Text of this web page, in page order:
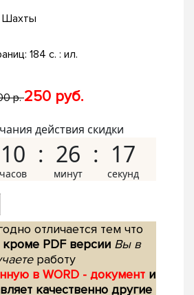
Шахты
184 с. : ил.
р.250 руб.
действия скидки
10 26 16
отличается тем что
кроме PDF версии Вы в
работу
в WORD - документ и
качественно другие